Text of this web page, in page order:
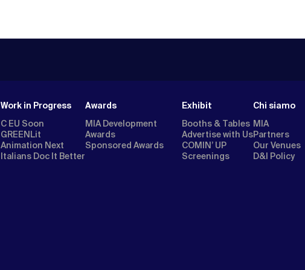
Work in Progress
C EU Soon
GREENLit
Animation Next
Italians Doc It Better
Awards
MIA Development
Awards
Sponsored Awards
Exhibit
Booths & Tables
Advertise with Us
COMIN’ UP
Screenings
Chi siamo
MIA
Partners
Our Venues
D&I Policy